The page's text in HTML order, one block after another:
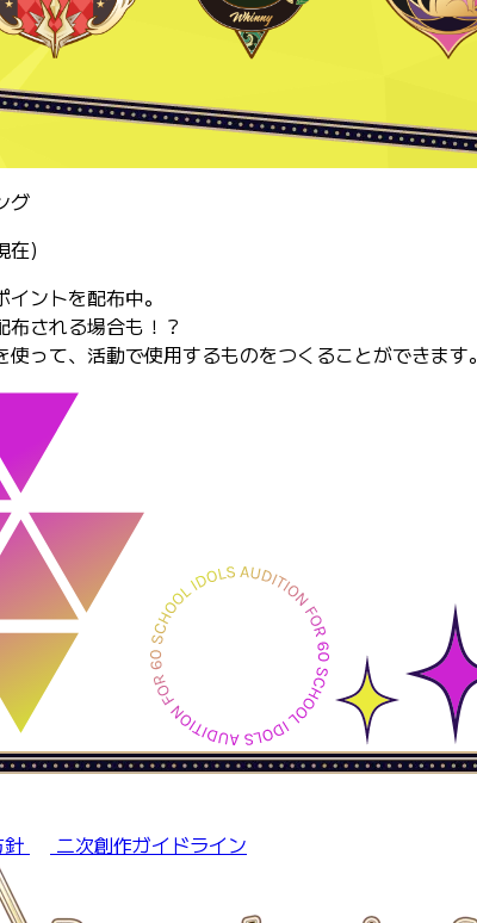
グ
在)
ントを配布中。
される場合も！？
って、活動で使用するものをつくることができます。
二次創作ガイドライン